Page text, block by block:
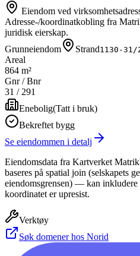
Eiendom ved
Adresse-/koordinatkobling fra
juridisk eierskap.
Grunneiendom
Strand1130-31/
Areal
864 m²
Gnr / Bnr
31 / 291
Enebolig(Tatt i bruk)
Bekreftet bygg
Se eiendommen i detalj
Eiendomsdata fra Kartverket
baseres på spatial join (selskapets
eiendomsgrensen) — kan inkludere
koordinatet er upresist.
Verktøy
Søk domener hos Norid